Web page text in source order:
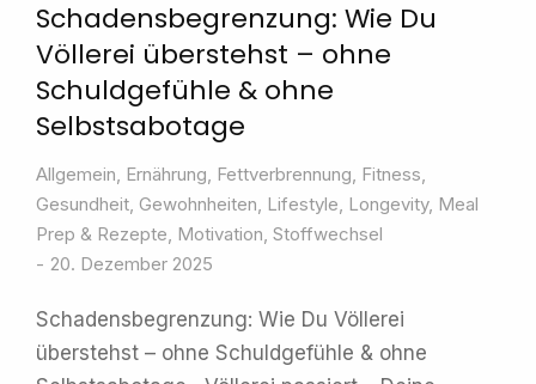
Schadensbegrenzung: Wie Du
Völlerei überstehst – ohne
Schuldgefühle & ohne
Selbstsabotage
Allgemein, Ernährung, Fettverbrennung, Fitness,
Gesundheit, Gewohnheiten, Lifestyle, Longevity, Meal
Prep & Rezepte, Motivation, Stoffwechsel
20. Dezember 2025
Schadensbegrenzung: Wie Du Völlerei
überstehst – ohne Schuldgefühle & ohne